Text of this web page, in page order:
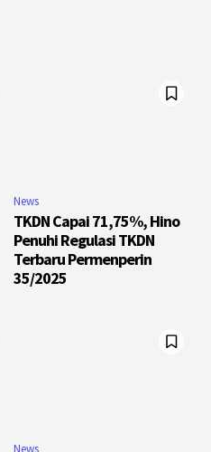
News
TKDN Capai 71,75%, Hino
Penuhi Regulasi TKDN
Terbaru Permenperin
35/2025